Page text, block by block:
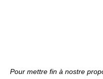
Pour mettre fin à nostre